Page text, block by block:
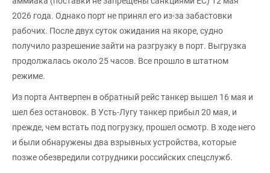
2026 года. Однако порт не принял его из-за забастовки
рабочих. После двух суток ожидания на якоре, судно
получило разрешение зайти на разгрузку в порт. Выгрузка
продолжалась около 25 часов. Все прошло в штатном
режиме.
Из порта Антверпен в обратный рейс танкер вышел 16 мая и
шел без остановок. В Усть-Лугу танкер прибыл 20 мая, и
прежде, чем встать под погрузку, прошел осмотр. В ходе него
и были обнаружены два взрывных устройства, которые
позже обезвредили сотрудники российских спецслужб.